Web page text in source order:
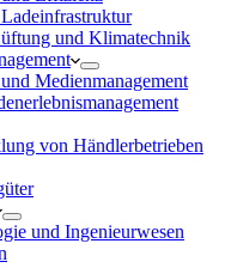
und Klimatechnik
Medienmanagement
von Händlerbetrieben
und Ingenieurwesen